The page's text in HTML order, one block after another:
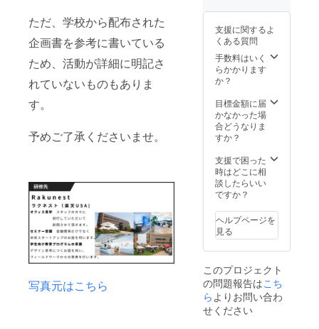
ただ、学校から配布された
企画書を参考に書いている
ため、活動が詳細に明記さ
れていないものもありま
す。
予めご了承くださいませ。
写真元はこちら
けれ
れを元
にアイ
コンを
作成致
イラス
トは人
物また
せて頂
きま
す。
※100,00
援者様
を優先
させて
頂きま
めご了
承くだ
さい。
要望
人物の
髪型や
服装な
どの詳
にて伝
えて頂
けます
イラス
トにし
たい写
真（愛
ど！）
を添付
して頂
けれ
れを元
にアイ
コンを
作成致
しま
支援に関するよ
くある質問
手数料はいく
らかかります
か？
目標金額に届
かなかった場
合どうなりま
すか？
支援で困った
時はどこに相
談したらいい
ですか？
ヘルプページを
見る
このプロジェクト
の問題報告はこち
らよりお問い合わ
せください